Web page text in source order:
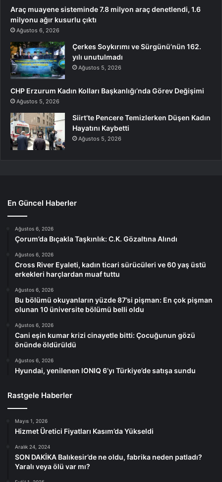
Araç muayene sisteminde 7.8 milyon araç denetlendi, 1.6
milyonu ağır kusurlu çıktı
Ağustos 6, 2026
Çerkes Soykırımı ve Sürgünü’nün 162.
yılı unutulmadı
Ağustos 5, 2026
CHP Erzurum Kadın Kolları Başkanlığı’nda Görev Değişimi
Ağustos 5, 2026
Siirt’te Pencere Temizlerken Düşen Kadın
Hayatını Kaybetti
Ağustos 5, 2026
En Güncel Haberler
Ağustos 6, 2026
Çorum’da Bıçakla Taşkınlık: C.K. Gözaltına Alındı
Ağustos 6, 2026
Cross River Eyaleti, kadın ticari sürücüleri ve 60 yaş üstü
erkekleri harçlardan muaf tuttu
Ağustos 6, 2026
Bu bölümü okuyanların yüzde 87’si pişman: En çok pişman
olunan 10 üniversite bölümü belli oldu
Ağustos 6, 2026
Cani eşin kumar krizi cinayetle bitti: Çocuğunun gözü
önünde öldürüldü
Ağustos 6, 2026
Hyundai, yenilenen IONIQ 6’yı Türkiye’de satışa sundu
Rastgele Haberler
Mayıs 1, 2026
Hizmet Üretici Fiyatları Kasım’da Yükseldi
Aralık 24, 2024
SON DAKİKA Balıkesir’de ne oldu, fabrika neden patladı?
Yaralı veya ölü var mı?